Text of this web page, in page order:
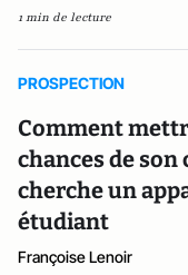
1 min de lecture
PROSPECTION
Comment
chances de son
cherche un
étudiant
Françoise Lenoir